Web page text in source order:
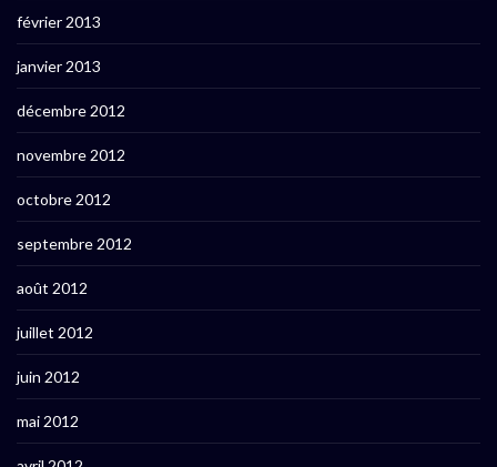
février 2013
janvier 2013
décembre 2012
novembre 2012
octobre 2012
septembre 2012
août 2012
juillet 2012
juin 2012
mai 2012